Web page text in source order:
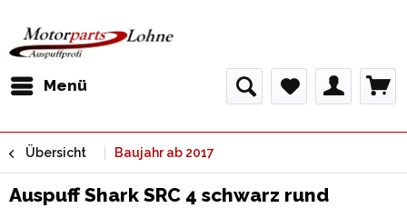
Menü
Übersicht Baujahr ab 2017
Auspuff Shark SRC 4 schwarz rund